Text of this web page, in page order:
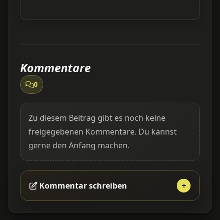
Kommentare
0
Zu diesem Beitrag gibt es noch keine
freigegebenen Kommentare. Du kannst
gerne den Anfang machen.
Kommentar schreiben